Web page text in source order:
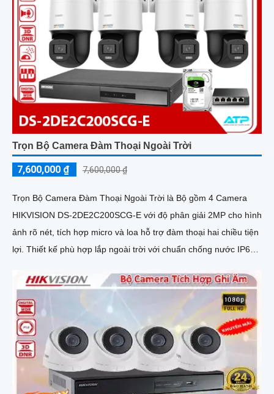
Trọn Bộ Camera Đàm Thoại Ngoài Trời
7,600,000 ₫ 7,600,000 ₫
Trọn Bộ Camera Đàm Thoại Ngoài Trời là Bộ gồm 4 Camera
HIKVISION DS-2DE2C200SCG-E với độ phân giải 2MP cho hình
ảnh rõ nét, tích hợp micro và loa hỗ trợ đàm thoại hai chiều tiện
lợi. Thiết kế phù hợp lắp ngoài trời với chuẩn chống nước IP66,